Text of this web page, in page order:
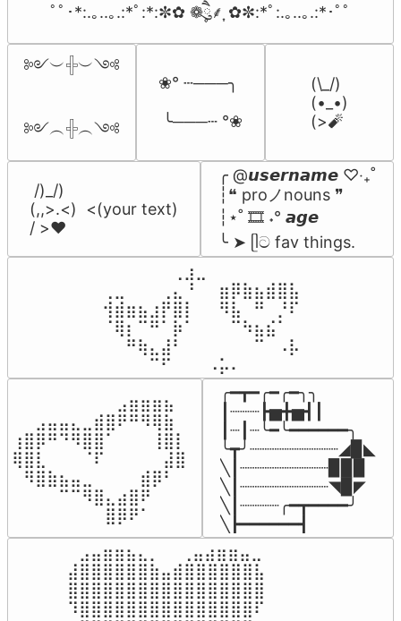
ﾟﾟ･*:.｡..｡.:*ﾟ:*:✼✿ ❁ཻུ۪۪⸙͎ ✿✼:*ﾟ:.｡..｡.:*･ﾟﾟ
༻︶𓏶︶༺
༻︵𓏶︵༺
❀° ┄───╮
╰───┄ °❀
(\_/)
(•_•)
(>🧨
/)_/)
(,,>.<)  <(your text)
/ >❤️
╭ @𝙪𝙨𝙚𝙧𝙣𝙖𝙢𝙚 ♡‧₊˚
┆❝ proノnouns ❞
┆⋆˚ 🎞️ ˖° 𝙖𝙜𝙚
╰ ➤ ᥫට fav things.
⠀⠀⠀⠀⠀⠀⢀⣰⣀⠀⠀⠀⠀⠀⠀⠀⠀
⢀⣀⠀⠀⠀⢀⣄⠘⠀⠀⣶⡿⣷⣦⣾⣿⣧
⢺⣾⣶⣦⣰⡟⣿⡇⠀⠀⠻⣧⠀⠛⠀⡘⠏
⠈⢿⡆⠉⠛⠁⡷⠁⠀⠀⠀⠉⠳⣦⣮⠁⠀
⠀⠀⠛⢷⣄⣼⠃⠀⠀⠀⠀⠀⠀⠉⠀⠠⡧
⠀⠀⠀⠀⠉⠋⠀⠀⠀⠠⡥⠄⠀⠀⠀⠀⠀
⠀⠀⠀⠀⠀⠀⠀⠀⠀⣠⣶⣶⣶⣦⠀⠀
⠀⠀⣠⣤⣤⣄⣀⣾⣿⠟⠛⠻⢿⣷⠀
⢰⣿⡿⠛⠙⠻⣿⣿⠁⠀⠀⠀⢸⣿⡇
⢿⣿⣇⠀⠀⠀⠈⠏⠀⠀⠀⠀⠀⣼⣿⠀
⠀⠻⣿⣷⣦⣤⣀⠀⠀⠀⠀⣾⡿⠃⠀
⠀⠀⠀⠀⠉⠉⠻⣿⣄⣴⣿⠟⠀⠀⠀
⠀⠀⠀⠀⠀⠀⠀⠀⣿⡿⠟⠁⠀⠀⠀⠀
╭━┳━╭━╭━╮╮
┃┈┈┈┣▅╋▅┫┃
┃┈┃┈╰━╰━━━━━━╮
╰┳╯┈┈┈┈┈┈┈┈┈◢▉◣
╲┃┈┈┈┈┈┈┈┈┈▉▉▉
╲┃┈┈┈┈┈┈┈┈┈◥▉◤
╲┃┈┈┈┈╭━┳━━━━╯
╲┣━━━━━━┫﻿
⠀⣠⣤⣶⣶⣦⣄⡀  ⠀⢀⣤⣴⣶⣶⣤⣀⠀
⣼⣿⣿⣿⣿⣿⣿⣷⣤⣾⣿⣿⣿⣿⣿⣿⣧
⣿⣿⣿⣿⣿⣿⣿⣿⣿⣿⣿⣿⣿⣿⣿⣿⣿
⠹⣿⣿⣿⣿⣿⣿⣿⣿⣿⣿⣿⣿⣿⣿⣿⠏